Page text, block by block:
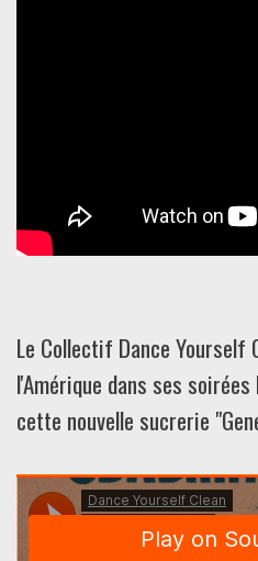
Le Collectif Dance Yourself
l'Amérique dans ses
cette nouvelle sucrerie